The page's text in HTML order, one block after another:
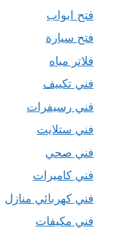
فتح ابواب
فتح سيارة
فلاتر مياه
فني تكييف
فني رسيفرات
فني ستلايت
فني صحي
فني كاميرات
فني كهربائي منازل
فني مكيفات